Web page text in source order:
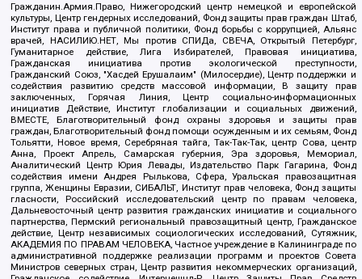
Гражданин.Армия.Право, Нижегородский центр немецкой и европейской
культуры, Центр гендерных исследований, Фонд защиты прав граждан Штаб,
Институт права и публичной политики, Фонд борьбы с коррупцией, Альянс
врачей, НАСИЛИЮ.НЕТ, Мы против СПИДа, СВЕЧА, Открытый Петербург,
Гуманитарное действие, Лига Избирателей, Правовая инициатива,
Гражданская инициатива против экологической преступности,
Гражданский Союз, "Хасдей Ерушалаим" (Милосердие), Центр поддержки и
содействия развитию средств массовой информации, В защиту прав
заключенных, Горячая Линия, Центр социально-информационных
инициатив Действие, Институт глобализации и социальных движений,
ВМЕСТЕ, Благотворительный фонд охраны здоровья и защиты прав
граждан, Благотворительный фонд помощи осужденным и их семьям, Фонд
Тольятти, Новое время, Серебряная тайга, Так-Так-Так, центр Сова, центр
Анна, Проект Апрель, Самарская губерния, Эра здоровья, Мемориал,
Аналитический Центр Юрия Левады, Издательство Парк Гагарина, Фонд
содействия имени Андрея Рылькова, Сфера, Уральская правозащитная
группа, Женщины Евразии, СИБАЛЬТ, Институт прав человека, Фонд защиты
гласности, Российский исследовательский центр по правам человека,
Дальневосточный центр развития гражданских инициатив и социального
партнерства, Пермский региональный правозащитный центр, Гражданское
действие, Центр независимых социологических исследований, Сутяжник,
АКАДЕМИЯ ПО ПРАВАМ ЧЕЛОВЕКА, Частное учреждение в Калининграде по
административной поддержке реализации программ и проектов Совета
Министров северных стран, Центр развития некоммерческих организаций,